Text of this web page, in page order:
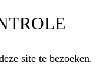
site te bezoeken.